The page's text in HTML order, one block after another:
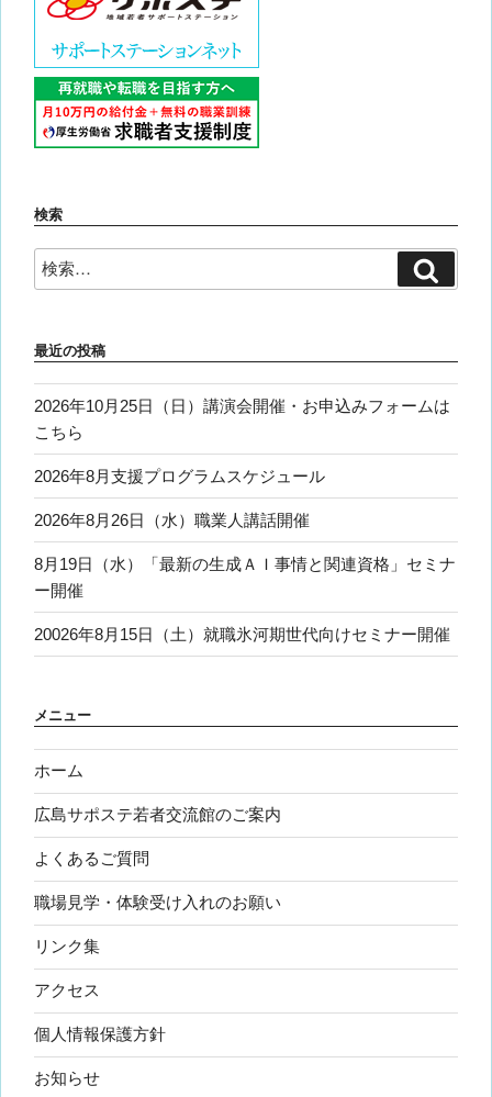
検索
検
索:
最近の投稿
2026年10月25日（日）講演会開催・お申込みフォームは
こちら
2026年8月支援プログラムスケジュール
2026年8月26日（水）職業人講話開催
8月19日（水）「最新の生成ＡＩ事情と関連資格」セミナ
ー開催
20026年8月15日（土）就職氷河期世代向けセミナー開催
メニュー
ホーム
広島サポステ若者交流館のご案内
よくあるご質問
職場見学・体験受け入れのお願い
リンク集
アクセス
個人情報保護方針
お知らせ